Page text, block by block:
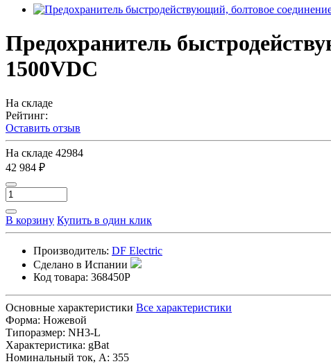
Предохранитель
1500VDC
На складе
Рейтинг:
Оставить отзыв
На складе 42984
42 984 ₽
В корзину Купить в один клик
Производитель: DF Electric
Сделано в Испании
Код товара: 368450P
Основные характеристики Все характеристики
Форма: Ножевой
Типоразмер: NH3-L
Характеристика: gBat
Номинальный ток, А: 355